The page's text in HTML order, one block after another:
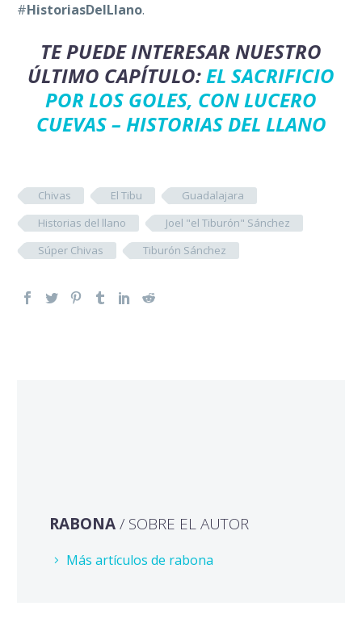
#HistoriasDelLlano.
TE PUEDE INTERESAR NUESTRO
ÚLTIMO CAPÍTULO:EL SACRIFICIO
POR LOS GOLES, CON LUCERO
CUEVAS – HISTORIAS DEL LLANO
Chivas El Tibu
Guadalajara
Historias del llano
Joel "el Tiburón" Sánchez
Súper Chivas
Tiburón Sánchez
RABONA/ SOBRE EL AUTOR
Más artículos de rabona